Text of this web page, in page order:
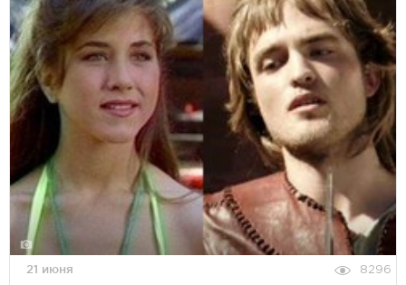
21 июня 8296